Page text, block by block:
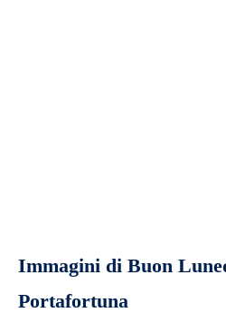
Immagini di Buon
Portafortuna